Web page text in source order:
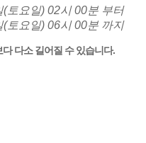
토요일) 02시 00분 부터
토요일) 06시 00분 까지
다소 길어질 수 있습니다.